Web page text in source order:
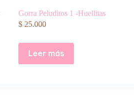
Gorra Peluditos 1 -Huellitas
$25.000
Leer más